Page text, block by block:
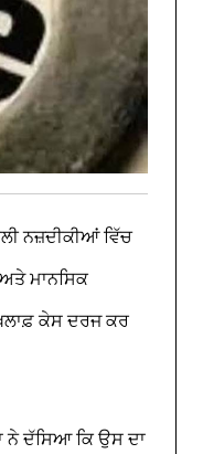
ਨਜ਼ਦੀਕੀਆਂ ਵਿੱਚ
ਮਾਨਸਿਕ
ਕੇਸ ਦਰਜ ਕਰ
ਨੇ ਦੱਸਿਆ ਕਿ ਉਸ ਦਾ